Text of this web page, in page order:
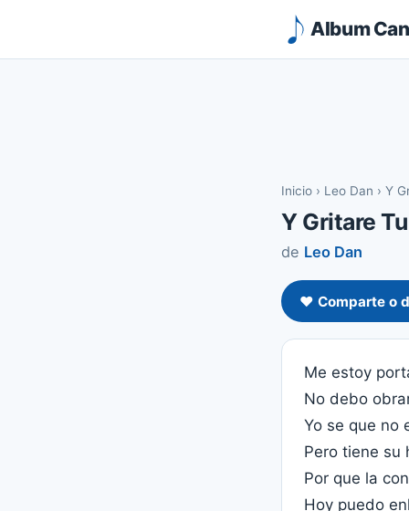
Album
Inicio › Leo Dan › Y
Y Gritare
de Leo Dan
❤️ Comparte o
Me estoy
No debo
Yo se que no
Pero tiene su
Por que la
Hoy puedo